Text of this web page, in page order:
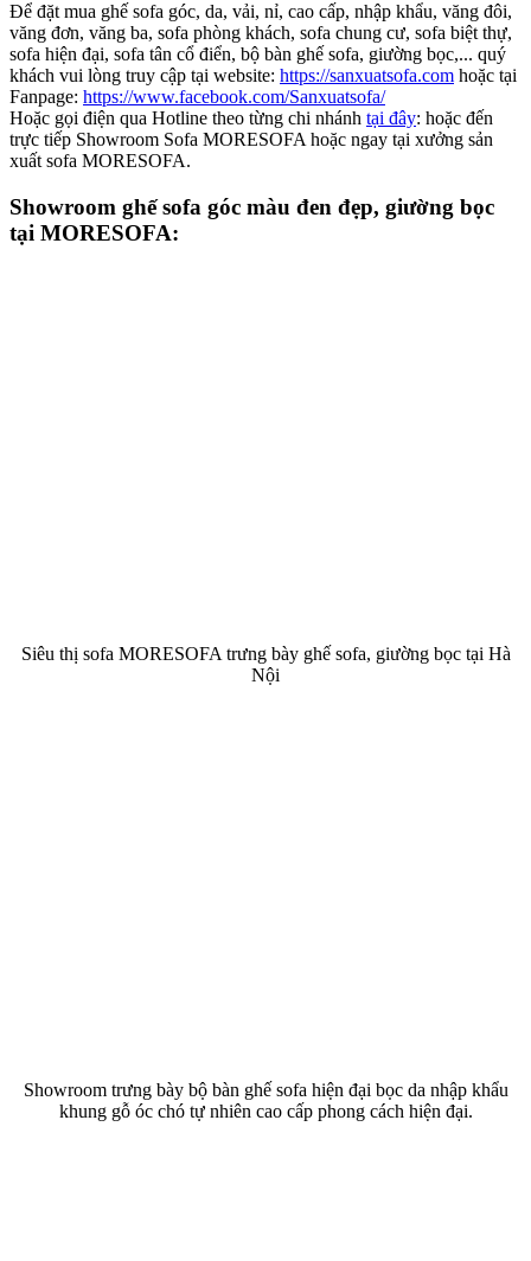
Để đặt mua ghế sofa góc, da, vải, nỉ, cao cấp, nhập khẩu, văng đôi,
văng đơn, văng ba, sofa phòng khách, sofa chung cư, sofa biệt thự,
sofa hiện đại, sofa tân cổ điển, bộ bàn ghế sofa, giường bọc,... quý
khách vui lòng truy cập tại website: https://sanxuatsofa.com hoặc tại
Fanpage: https://www.facebook.com/Sanxuatsofa/
Hoặc gọi điện qua Hotline theo từng chi nhánh tại đây: hoặc đến
trực tiếp Showroom Sofa MORESOFA hoặc ngay tại xưởng sản
xuất sofa MORESOFA.
Showroom ghế sofa góc màu đen đẹp, giường bọc
tại MORESOFA:
Siêu thị sofa MORESOFA trưng bày ghế sofa, giường bọc tại Hà
Nội
Showroom trưng bày bộ bàn ghế sofa hiện đại bọc da nhập khẩu
khung gỗ óc chó tự nhiên cao cấp phong cách hiện đại.